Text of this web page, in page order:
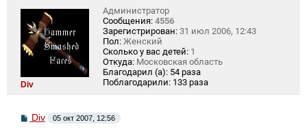
Div
Администратор
Сообщения: 4556
Зарегистрирован: 31 июл 2006, 12:43
Пол: Женский
Сколько у вас детей: 1
Откуда: Московская область
Благодарил (а): 54 раза
Поблагодарили: 133 раза
С
о
Div 05 окт 2007, 12:56